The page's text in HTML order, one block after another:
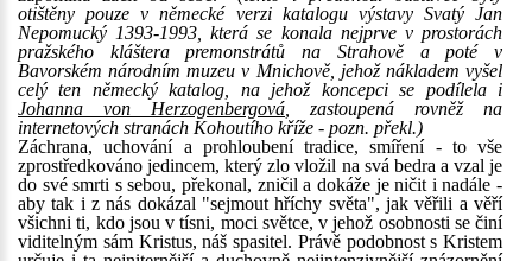
otištěny pouze v německé verzi katalogu výstavy Svatý Jan
Nepomucký 1393-1993, která se konala nejprve v prostorách
pražského kláštera premonstrátů na Strahově a poté v
Bavorském národním muzeu v Mnichově, jehož nákladem vyšel
celý ten německý katalog, na jehož koncepci se podílela i
Johanna von Herzogenbergová , zastoupená rovněž na
internetových stranách Kohoutího kříže - pozn. překl.)
Záchrana, uchování a prohloubení tradice, smíření - to vše
zprostředkováno jedincem, který zlo vložil na svá bedra a vzal je
do své smrti s sebou, překonal, zničil a dokáže je ničit i nadále -
aby tak i z nás dokázal "sejmout hříchy světa", jak věřili a věří
všichni ti, kdo jsou v tísni, moci světce, v jehož osobnosti se činí
viditelným sám Kristus, náš spasitel. Právě podobnost s Kristem